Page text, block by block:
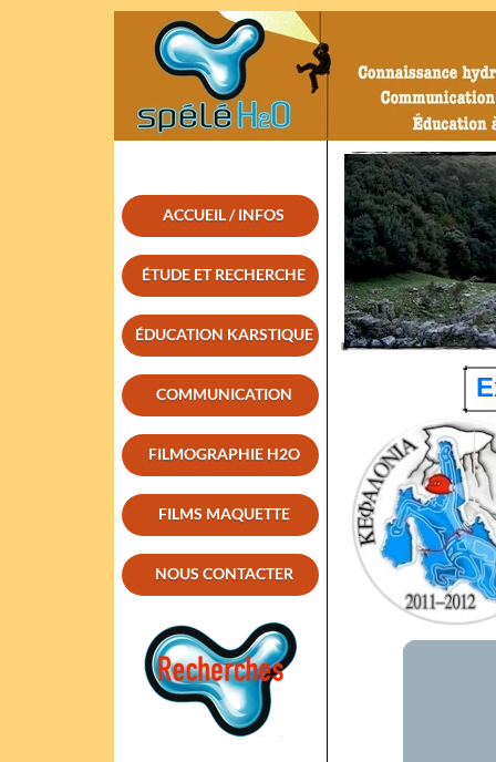
ACCUEIL / INFOS
ÉTUDE ET RECHERCHE
ÉDUCATION KARSTIQUE
COMMUNICATION
FILMOGRAPHIE H2O
FILMS MAQUETTE
NOUS CONTACTER